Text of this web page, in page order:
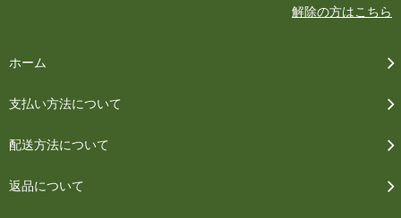
解除の方はこちら
ホーム
支払い方法について
配送方法について
返品について